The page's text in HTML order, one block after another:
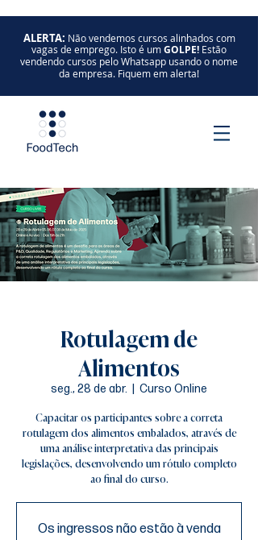
ALERTA: Não vendemos cursos alinhados com
vagas de emprego. Isto é umGOLPE! Estão
vendendo cursos pelo Whatsapp usando o nome
da empresa. Fiquem em alerta!
Rotulagem de
Alimentos
seg., 28 de abr. Curso Online
Capacitar os participantes sobre a correta
rotulagem dos alimentos embalados, através de
uma análise interpretativa das principais
legislações, desenvolvendo um rótulo completo
ao final do curso.
Os ingressos não estão à venda